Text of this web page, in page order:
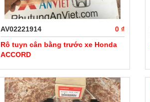
AV02221914
0 ₫
Rô tuyn cân bằng trước xe Honda
ACCORD